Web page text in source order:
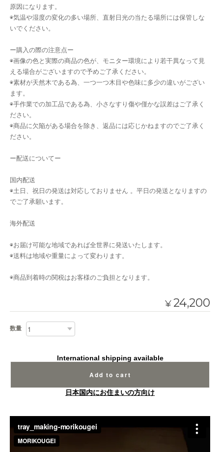
原因になります。
◉気温や湿度の変化の多い場所、直射日光の当たる場所には保管しな
いでください。
ー購入の際の注意点ー
◉画像の色と実際の商品の色が、モニター環境により若干異なって見
える場合がございますので予めご了承ください。
◉素材が天然木である為、一つ一つ木目や色味に多少の違いがござい
ます。
◉手作業での加工品である為、小さなすり傷や僅かな誤差はご了承く
ださい。
◉商品に欠陥がある場合を除き、返品には応じかねますのでご了承く
ださい。
ー配送についてー
国内配送
◉土日、祝日の発送は対応しておりません 。平日の発送となりますの
でご了承願います。
海外配送
◉お届け可能な地域であれば全世界に発送いたします。
◉送料は地域や重量によって変わります。
◉商品到着時の関税はお客様のご負担となります。
¥24,200
数量
International shipping available
Add to cart
日本国内にお住まいの方向け